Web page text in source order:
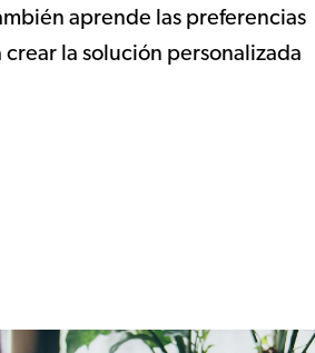
aprende las preferencias
la solución personalizada